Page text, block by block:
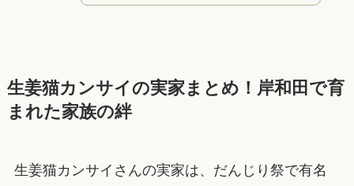
生姜猫カンサイの実家まとめ！岸和田で育
まれた家族の絆
生姜猫カンサイさんの実家は、だんじり祭で有名